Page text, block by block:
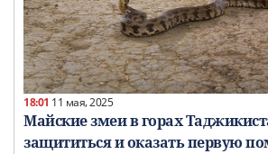
18:01 11 мая, 2025
Майские змеи в горах
защититься и оказать первую